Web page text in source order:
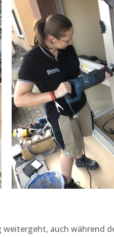
weitergeht, auch während